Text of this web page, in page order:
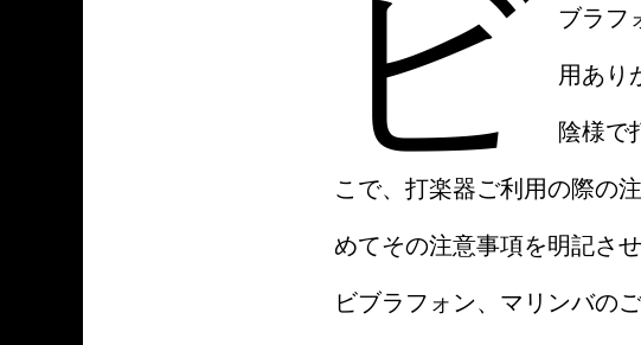
ビ ブラフ
用あり
陰様で
こで、打楽器ご利用の際の
めてその注意事項を明記さ
ビブラフォン、マリンバの